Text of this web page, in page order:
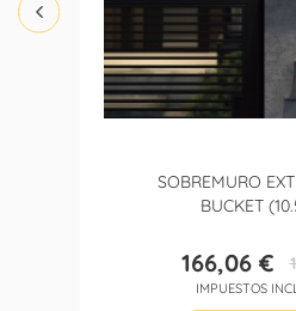
SOBREMURO
BUCKET
166,06 €
IMPUESTOS